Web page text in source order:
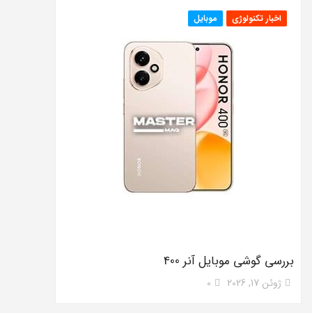
اخبار تکنولوژی موبایل
بررسی گوشی موبایل آنر 400
ژوئن 17, 2026 0